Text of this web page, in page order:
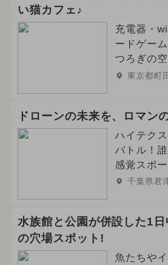
い猫カフェ♪
充電器・
ードゲー
つろぎの
東京都町
ドローンの未来を、ロマン
ハイテク
バトル！
感覚スポ
千葉県君
水族館と公園が併設した1
の穴場スポット!
魚たちや